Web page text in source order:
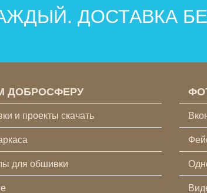
ДОСТАВКА
ДОБРОСФЕРУ
и проекты скачать
для обшивки